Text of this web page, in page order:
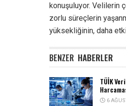
konuşuluyor. Velilerin
zorlu süreçlerin
yüksekliğinin, daha
BENZER HABERLER
TÜİK
6